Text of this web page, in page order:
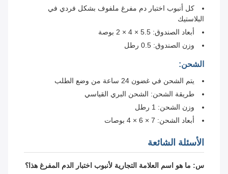
كل أنبوب اختبار دم مفرغ ملفوف بشكل فردي في
البلاستيك
أبعاد الصندوق: 5.5 × 4 × 2 بوصة
وزن الصندوق: 0.5 رطل
الشحن:
يتم الشحن في غضون 24 ساعة من وضع الطلب
طريقة الشحن: الشحن البري القياسي
وزن الشحن: 1 رطل
أبعاد الشحن: 7 × 6 × 4 بوصات
الأسئلة الشائعة
س: ما هو اسم العلامة التجارية لأنبوب اختبار الدم المفرغ هذا؟